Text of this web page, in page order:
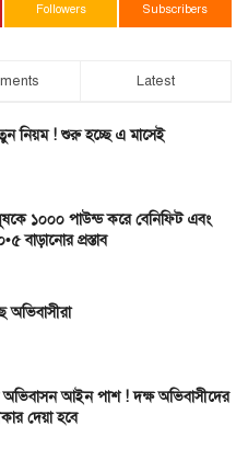
Followers Subscribers
Latest
নিয়ম ! শুরু হচ্ছে এ মাসেই
১০০০ পাউন্ড করে বেনিফিট এবং
বাড়ানোর প্রস্তাব
অভিবাসীরা
অভিবাসন আইন পাশ ! দক্ষ অভিবাসীদের
দেয়া হবে